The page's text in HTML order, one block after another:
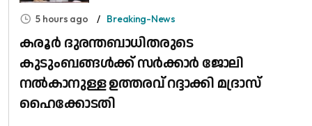
5 hours ago Breaking-News
കരൂർ ദുരന്തബാധിതരുടെ
കുടുംബങ്ങൾക്ക് സർക്കാർ ജോലി
നൽകാനുള്ള ഉത്തരവ് റദ്ദാക്കി മദ്രാസ്
ഹൈക്കോടതി